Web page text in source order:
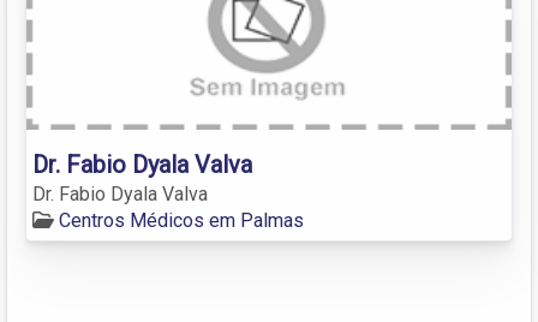
Dr. Fabio Dyala Valva
Dr. Fabio Dyala Valva
Centros Médicos em Palmas